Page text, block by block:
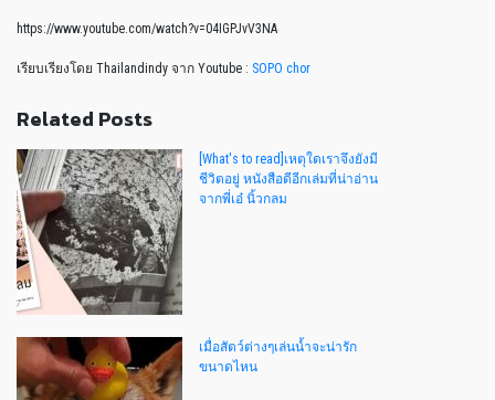
https://www.youtube.com/watch?v=04IGPJvV3NA
เรียบเรียงโดย Thailandindy จาก Youtube : SOPO chor
Related Posts
[What's to read]เหตุใดเราจึงยังมี
ชีวิตอยู่ หนังสือดีอีกเล่มที่น่าอ่าน
จากพี่เอ๋ นิ้วกลม
เมื่อสัตว์ต่างๆเล่นน้ำจะน่ารัก
ขนาดไหน